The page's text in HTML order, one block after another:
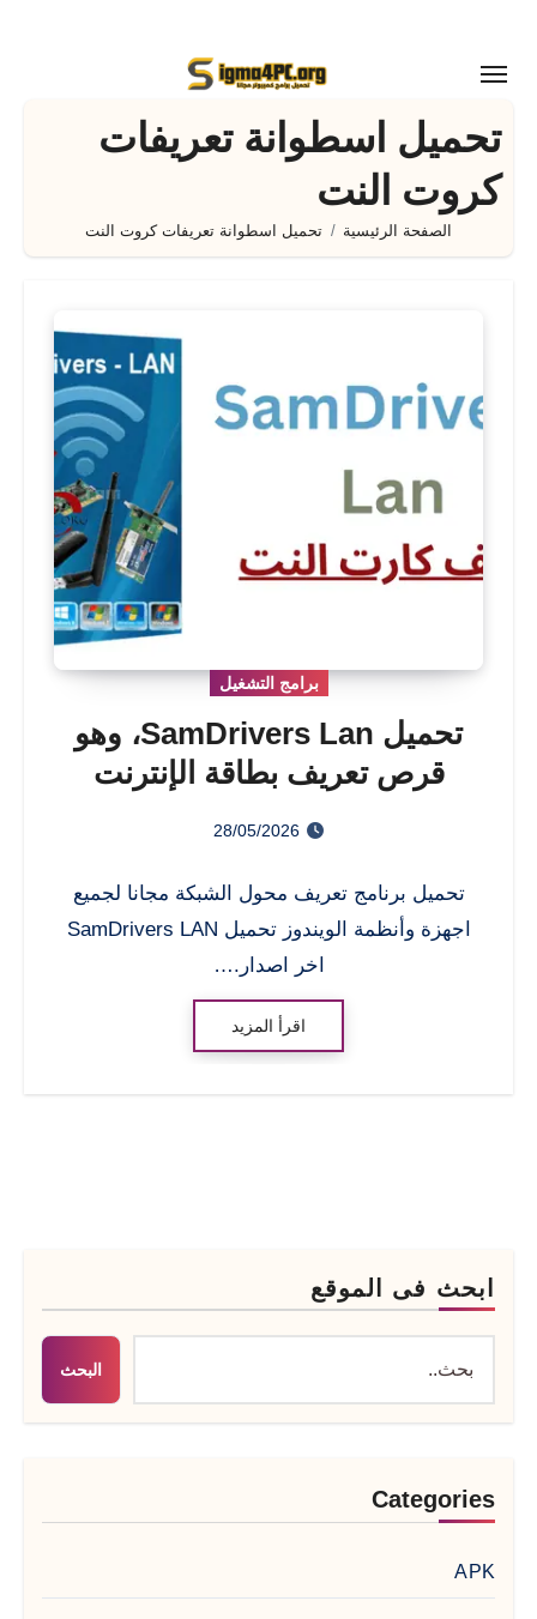
المحتوى
تحميل اسطوانة تعريفات
كروت النت
الصفحة الرئيسية تحميل اسطوانة تعريفات كروت النت
برامج التشغيل
تحميل SamDrivers Lan، وهو
قرص تعريف بطاقة الإنترنت
28/05/2026
تحميل برنامج تعريف محول الشبكة مجانا لجميع
اجهزة وأنظمة الويندوز تحميل SamDrivers LAN
اخر اصدار.…
اقرأ المزيد
ابحث فى الموقع
البحث
Categories
APK